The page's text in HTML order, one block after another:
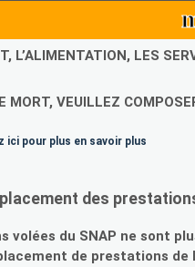
L’ALIMENTATION, LES
MORT, VEUILLEZ
ici pour plus en savoir plus
des
volées du SNAP ne sont
de prestations de